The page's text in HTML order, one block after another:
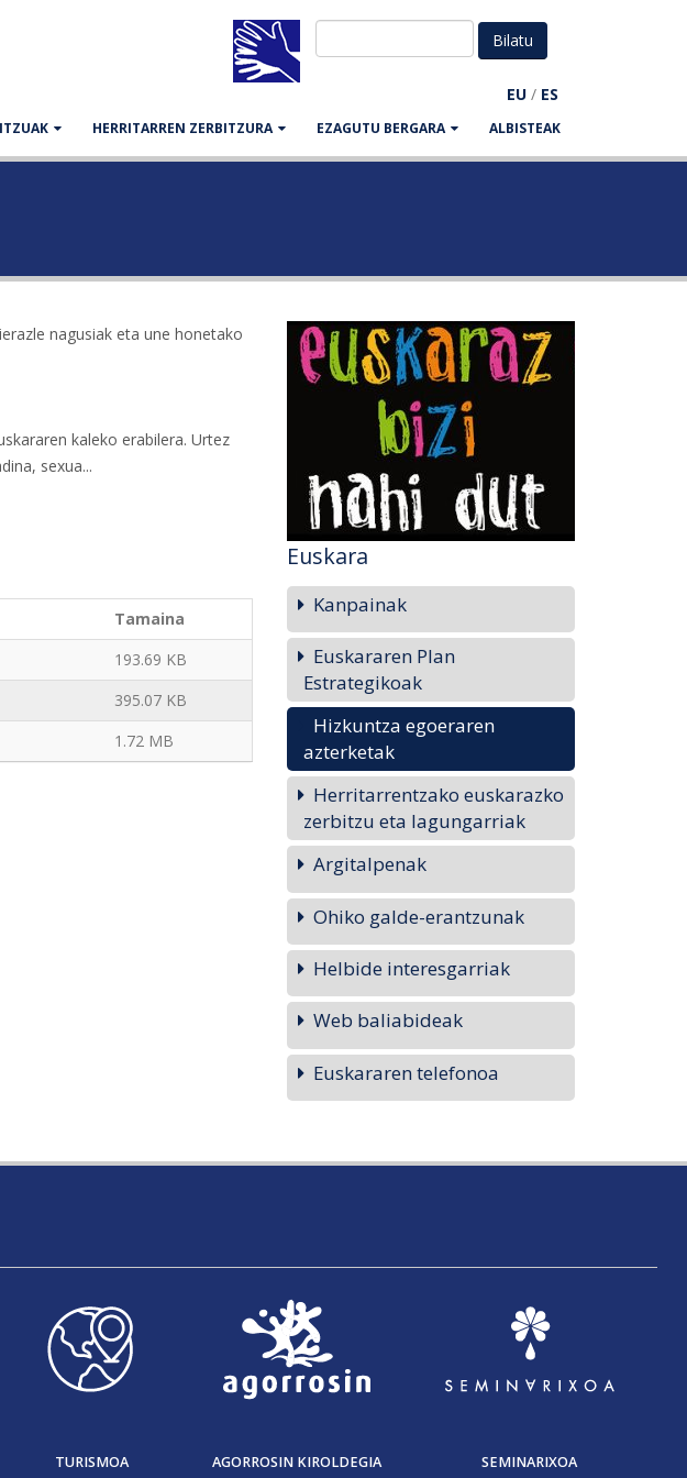
EU / ES
HERRITARREN ZERBITZURA EZAGUTU BERGARA ALBISTEAK
nagusiak eta une honetako
kaleko erabilera. Urtez
sexua...
Tamaina
193.69 KB
395.07 KB
1.72 MB
Euskara
Kanpainak
Euskararen Plan
Estrategikoak
Hizkuntza egoeraren
azterketak
Herritarrentzako euskarazko
zerbitzu eta lagungarriak
Argitalpenak
Ohiko galde-erantzunak
Helbide interesgarriak
Web baliabideak
Euskararen telefonoa
TURISMOA AGORROSIN KIROLDEGIA SEMINARIXOA